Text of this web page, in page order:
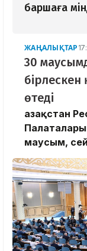
баршаға
ЖАҢАЛЫҚТАР
30
өтеді
Қазақстан
маусым,